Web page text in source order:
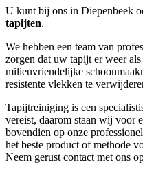
U kunt bij ons in Diepenbeek
tapijten.
We hebben een team van
zorgen dat uw tapijt er weer
milieuvriendelijke
resistente vlekken te
Tapijtreiniging is een
vereist, daarom staan wij voor
bovendien op onze
het beste product of methode
Neem gerust contact met ons